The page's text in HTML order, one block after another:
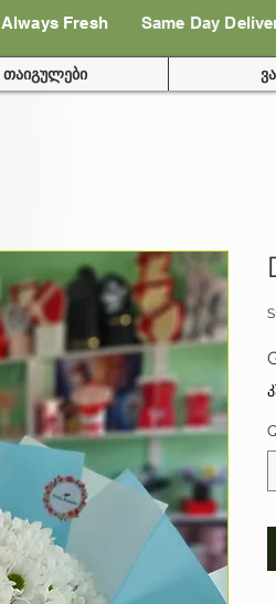
Always Fresh Same Day
თაიგულები